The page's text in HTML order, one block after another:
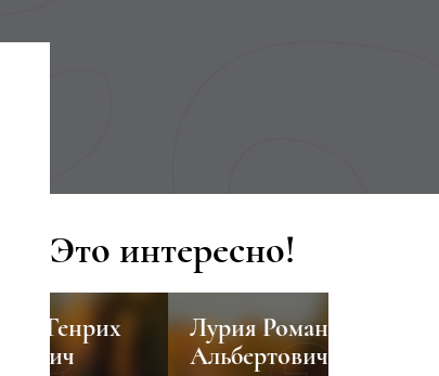
Это интересно!
Лурия Роман
Альбертович